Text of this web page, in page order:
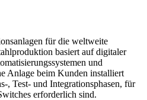
für die weltweite
basiert auf digitaler
und
Anlage beim Kunden installiert
, Test- und Integrationsphasen, für
erforderlich sind.